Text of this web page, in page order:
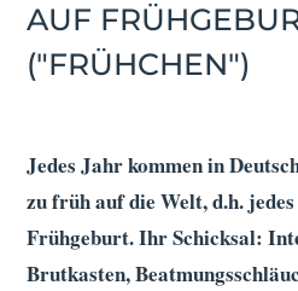
AUF
("FRÜHCHEN")
Jedes Jahr kommen in
zu früh auf die Welt, d.h.
Frühgeburt. Ihr Schicksal:
Brutkasten,